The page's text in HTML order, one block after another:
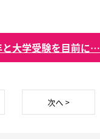
大学受験を目前に…
次へ >